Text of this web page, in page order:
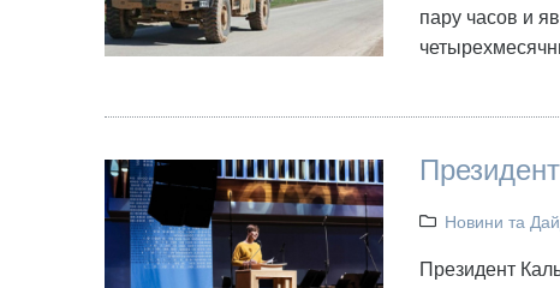
пару часов и
Новини та
Президент